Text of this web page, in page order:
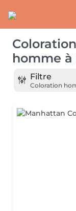
Coloration
homme à
Filtre
Coloration